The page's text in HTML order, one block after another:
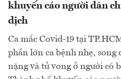
khuyến cáo người dân
dịch
Ca mắc Covid-19 tại
phần lớn ca bệnh nhẹ, song
nặng và tử vong ở người có